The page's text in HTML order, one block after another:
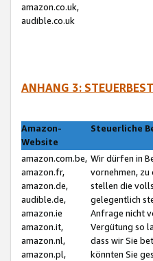
amazon.co.uk,
audible.co.uk
ANHANG 3:
Amazon-
Website
Steuerliche
amazon.com.be,
amazon.fr,
amazon.de,
audible.de,
amazon.ie
amazon.it,
amazon.nl,
amazon.pl,
Wir dürfen in
vornehmen,
stellen die
gelegentlich
Anfrage nicht
Vergütung so
dass wir Sie
könnten Sie